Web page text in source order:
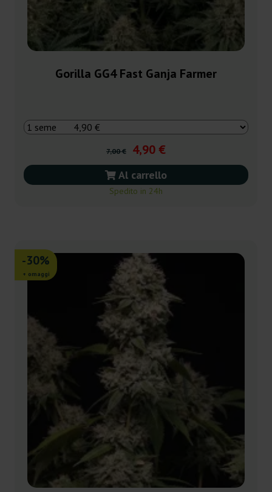
Gorilla GG4 Fast Ganja Farmer
7,00 € 4,90 €
Al carrello
Spedito in 24h
-30%
+ omaggi